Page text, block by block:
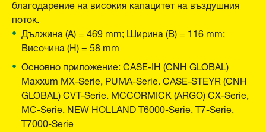
благодарение на високия капацитет на въздушния
поток.
Дължина (A) = 469 mm; Ширина (B) = 116 mm;
Височина (H) = 58 mm
Основно приложение: CASE-IH (CNH GLOBAL)
Maxxum MX-Serie, PUMA-Serie. CASE-STEYR (CNH
GLOBAL) CVT-Serie. MCCORMICK (ARGO) CX-Serie,
MC-Serie. NEW HOLLAND T6000-Serie, T7-Serie,
T7000-Serie